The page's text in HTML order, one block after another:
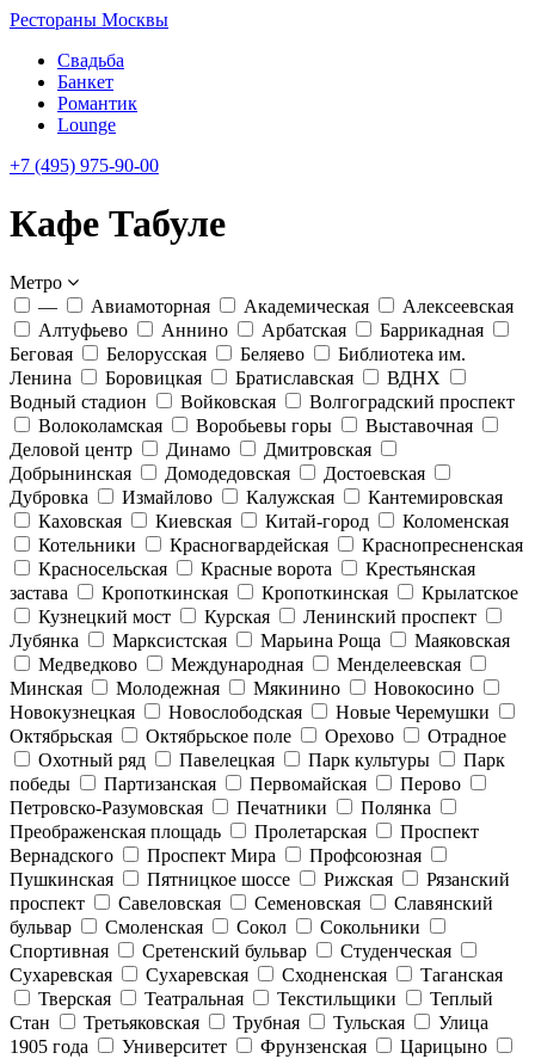
Рестораны Москвы
Свадьба
Банкет
Романтик
Lounge
+7 (495) 975-90-00
Кафе Табуле
Метро
—
Авиамоторная Академическая
Алексеевская
Алтуфьево
Аннино Арбатская
Баррикадная
Беговая
Белорусская Беляево
Библиотека им.
Ленина
Боровицкая Братиславская
ВДНХ
Водный стадион
Войковская
Волгоградский проспект
Волоколамская
Воробьевы горы
Выставочная
Деловой центр
Динамо
Дмитровская
Добрынинская
Домодедовская
Достоевская
Дубровка
Измайлово Калужская
Кантемировская
Каховская
Киевская Китай-город
Коломенская
Котельники
Красногвардейская
Краснопресненская
Красносельская
Красные ворота
Крестьянская
застава
Кропоткинская Кропоткинская
Крылатское
Кузнецкий мост
Курская
Ленинский проспект
Лубянка
Марксистская Марьина Роща
Маяковская
Медведково
Международная
Менделеевская
Минская
Молодежная Мякинино
Новокосино
Новокузнецкая
Новослободская
Новые Черемушки
Октябрьская
Октябрьское поле Орехово
Отрадное
Охотный ряд
Павелецкая Парк культуры
Парк
победы
Партизанская Первомайская
Перово
Петровско-Разумовская
Печатники
Полянка
Преображенская площадь
Пролетарская
Проспект
Вернадского
Проспект Мира
Профсоюзная
Пушкинская
Пятницкое шоссе Рижская
Рязанский
проспект
Савеловская Семеновская
Славянский
бульвар
Смоленская Сокол
Сокольники
Спортивная
Сретенский бульвар
Студенческая
Сухаревская
Сухаревская Сходненская
Таганская
Тверская
Театральная Текстильщики
Теплый
Стан
Третьяковская Трубная Тульская
Улица
1905 года
Университет Фрунзенская
Царицыно